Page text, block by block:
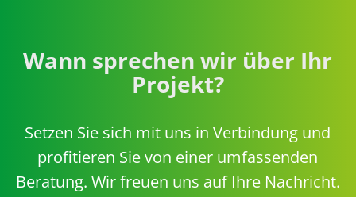
Wann sprechen wir über Ihr
Projekt?
Setzen Sie sich mit uns in Verbindung und
profitieren Sie von einer umfassenden
Beratung. Wir freuen uns auf Ihre Nachricht.